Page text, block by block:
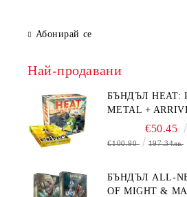
Абонирай се
Най-продавани
БЪНДЪЛ HEAT:
METAL +
€50.45
€100.90 197.34лв.
БЪНДЪЛ ALL-
OF MIGHT &